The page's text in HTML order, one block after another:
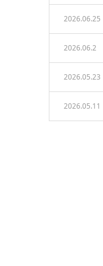
2026.06.25
2026.06.2
2026.05.23
2026.05.11